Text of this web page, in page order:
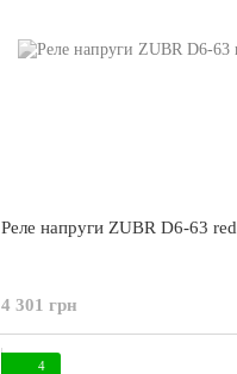
Реле напруги ZUBR D6-63 red
4 301 грн
4